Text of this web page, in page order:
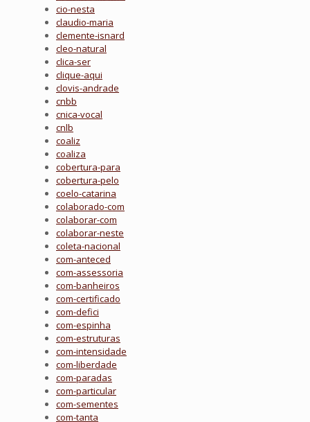
cio-nesta
claudio-maria
clemente-isnard
cleo-natural
clica-ser
clique-aqui
clovis-andrade
cnbb
cnica-vocal
cnlb
coaliz
coaliza
cobertura-para
cobertura-pelo
coelo-catarina
colaborado-com
colaborar-com
colaborar-neste
coleta-nacional
com-anteced
com-assessoria
com-banheiros
com-certificado
com-defici
com-espinha
com-estruturas
com-intensidade
com-liberdade
com-paradas
com-particular
com-sementes
com-tanta